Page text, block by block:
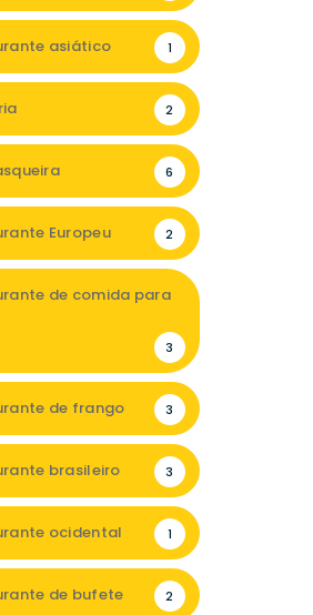
asiático 1
2
6
Europeu 2
de comida para
3
de frango 3
brasileiro 3
ocidental 1
de bufete 2